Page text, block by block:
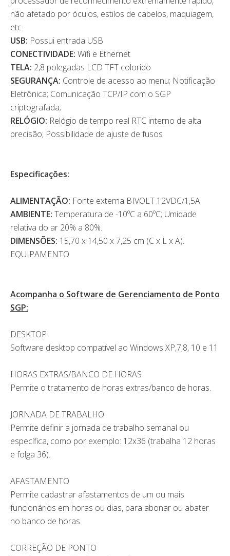
não afetado por óculos, estilos de cabelos, maquiagem,
etc.
USB: Possui entrada USB
CONECTIVIDADE: Wifi e Ethernet
TELA: 2,8 polegadas LCD TFT colorido
SEGURANÇA: Controle de acesso ao menu; Notificação
Eletrônica; Comunicação TCP/IP com o SGP
criptografada;
RELÓGIO: Relógio de tempo real RTC interno de alta
precisão; Possibilidade de ajuste de fusos
Especificações:
ALIMENTAÇÃO: Fonte externa BIVOLT 12VDC/1,5A
AMBIENTE: Temperatura de -10ºC a 60ºC; Umidade
relativa do ar 20% a 80%.
DIMENSÕES: 15,70 x 14,50 x 7,25 cm (C x L x A).
EQUIPAMENTO
Acompanha o Software de Gerenciamento de Ponto
SGP:
DESKTOP
Software desktop compatível ao Windows XP,7,8, 10 e 11
HORAS EXTRAS/BANCO DE HORAS
Permite o tratamento de horas extras/banco de horas.
JORNADA DE TRABALHO
Permite definir a jornada de trabalho semanal ou
específica, como por exemplo: 12x36 (trabalha 12 horas
e folga 36).
AFASTAMENTO
Permite cadastrar afastamentos de um ou mais
funcionários em horas ou dias, para abonar ou abater
no banco de horas.
CORREÇÃO DE PONTO